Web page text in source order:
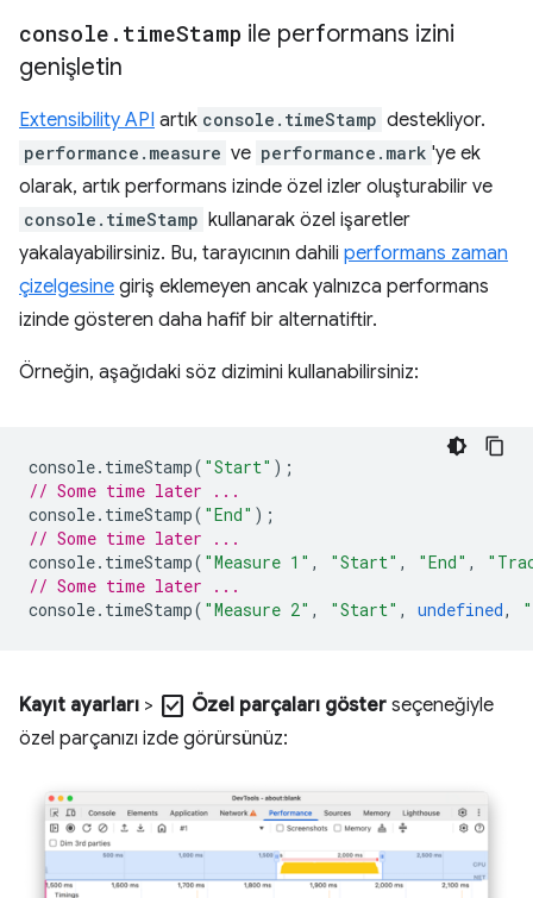
console . timeStamp ile performans izini
genişletin
Extensibility API artık console.timeStamp destekliyor.
performance.measure ve performance.mark 'ye ek
olarak, artık performans izinde özel izler oluşturabilir ve
console.timeStamp kullanarak özel işaretler
yakalayabilirsiniz. Bu, tarayıcının dahili performans zaman
çizelgesine giriş eklemeyen ancak yalnızca performans
izinde gösteren daha hafif bir alternatiftir.
Örneğin, aşağıdaki söz dizimini kullanabilirsiniz:
console. timeStamp( "Start" );
// Some time later ...
console. timeStamp( "End" );
// Some time later ...
console. timeStamp( "Measure 1" , "Start" , "End" ,
// Some time later ...
console. timeStamp( "Measure 2" , "Start" , undefined,
Kayıt ayarları > check_box Özel parçaları göster seçeneğiyle
özel parçanızı izde görürsünüz: